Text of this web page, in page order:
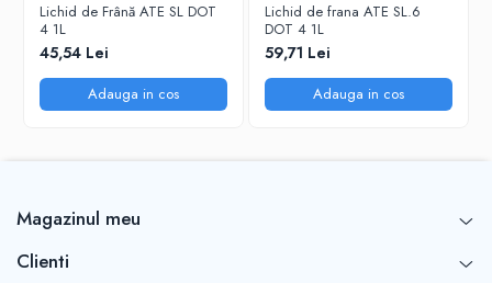
Lichid de Frână ATE SL DOT
4 1L
45,54 Lei
Adauga in cos
Lichid de frana ATE SL.6
DOT 4 1L
59,71 Lei
Adauga in cos
Magazinul meu
Clienti